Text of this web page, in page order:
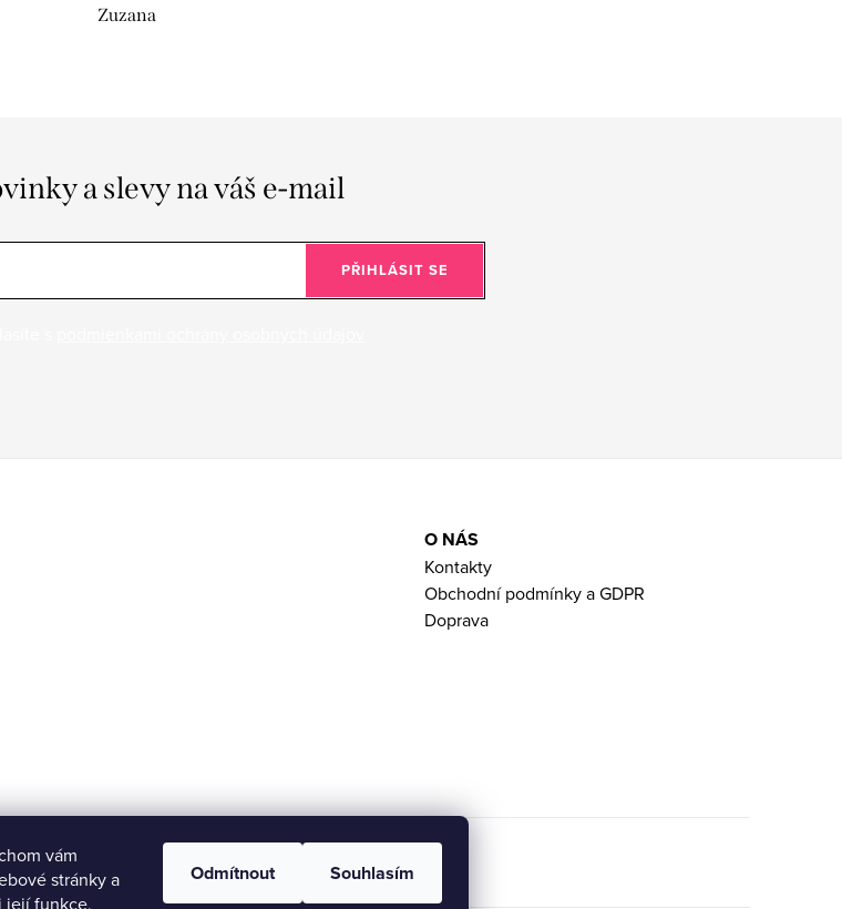
vám
stránky a
její funkce,
Odmítnout Souhlasím
Zuzana
a slevy na váš e-mail
PŘIHLÁSIT SE
O NÁS
Kontakty
Obchodní podmínky a GDPR
Doprava